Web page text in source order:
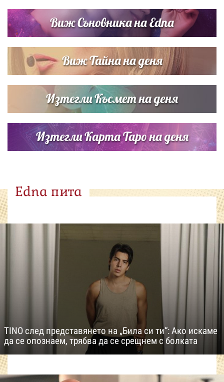
Виж Съновника на Edna
Виж Тайна на деня
Изтегли Късмет на деня
Изтегли Карта Таро на деня
Edna пита
TINO след представянето на „Била си ти“: Ако искаме
да се опознаем, трябва да се срещнем с болката